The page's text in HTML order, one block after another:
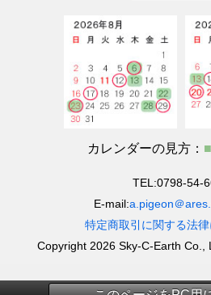
カレンダーの見方： ■
TEL:0798-54-
E-mail:a.pigeon＠
特定商取引に関する法
Copyright 2026 Sky-C-Earth Co.,